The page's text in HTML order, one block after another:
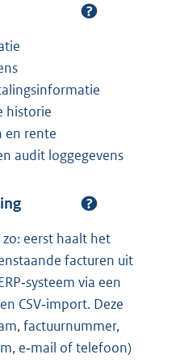
historie
en rente
audit loggegevens
eerst haalt het
facturen uit
via een
CSV‑import. Deze
factuurnummer,
e‑mail of telefoon)